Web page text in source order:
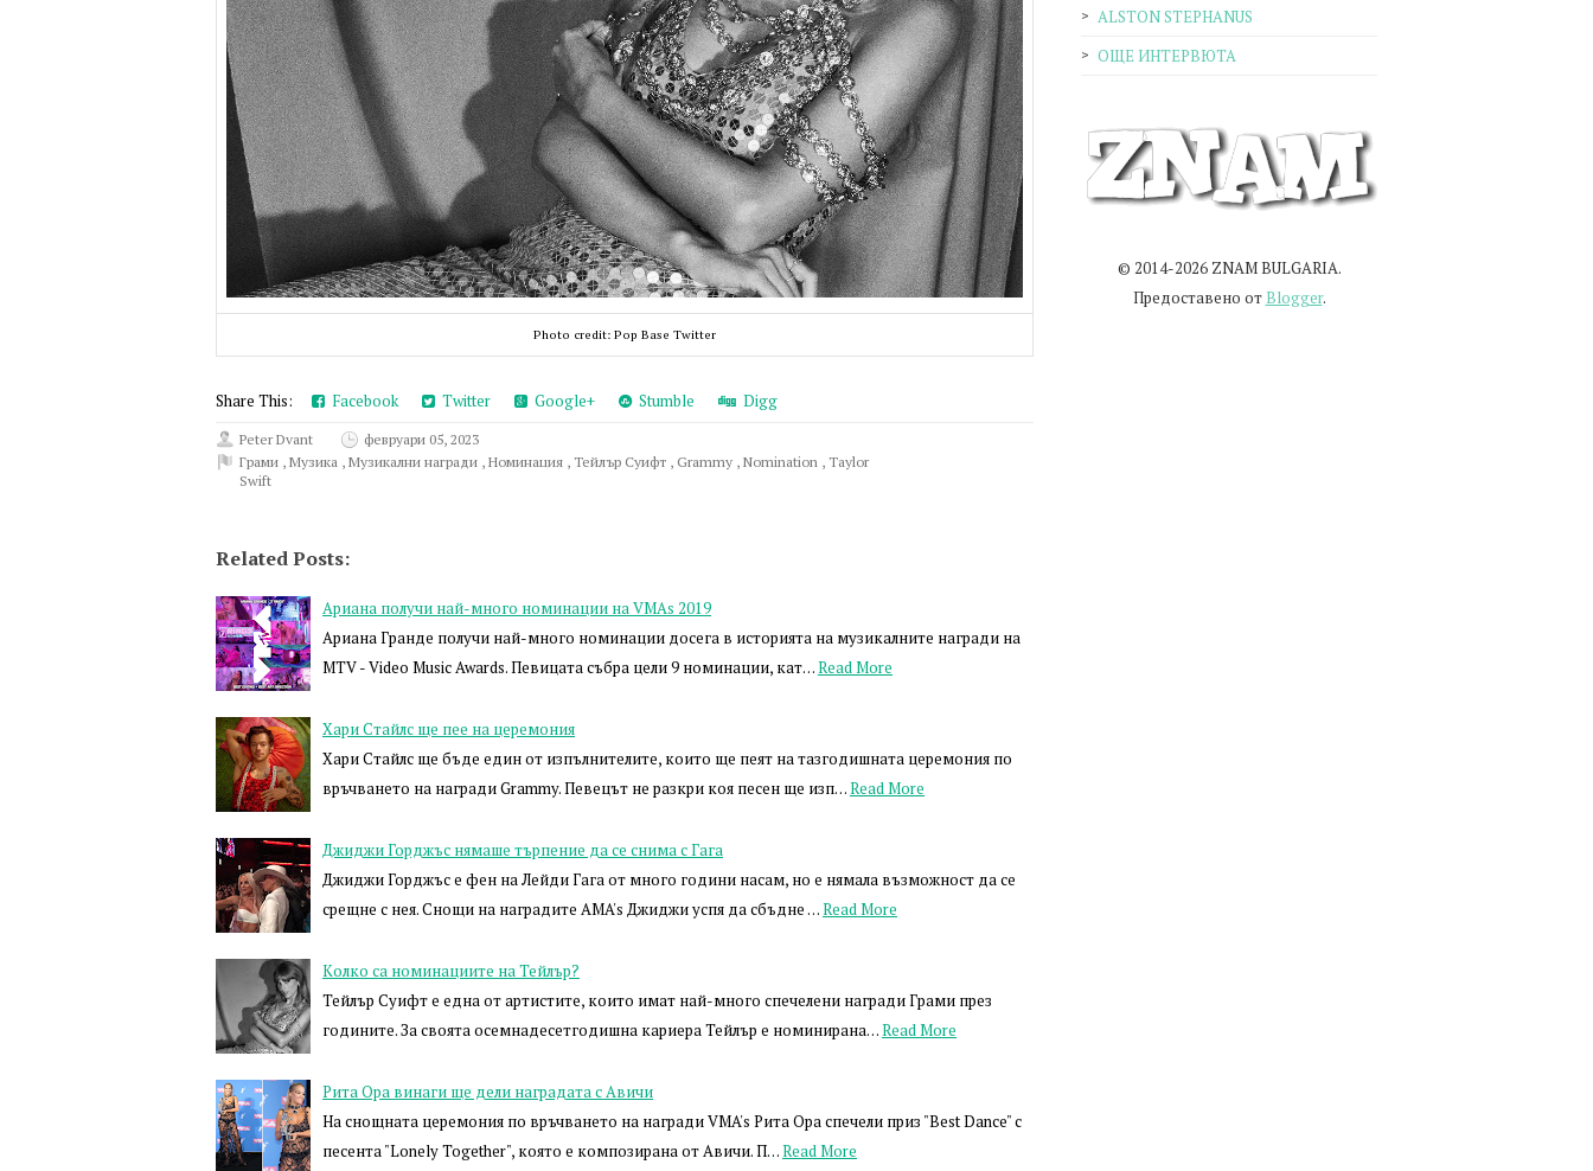
Photo credit: Pop Base Twitter
Share This: Facebook Twitter Google+ Stumble Digg
Peter Dvant
февруари 05, 2023
Грами , Музика , Музикални награди , Номинация , Тейлър Суифт , Grammy , Nomination , Taylor
Swift
Related Posts:
Ариана получи най-много номинации на VMAs 2019
Ариана Гранде получи най-много номинации досега в историята на музикалните награди на
MTV - Video Music Awards. Певицата събра цели 9 номинации, кат…Read More
Хари Стайлс ще пее на церемония
Хари Стайлс ще бъде един от изпълнителите, които ще пеят на тазгодишната церемония по
връчването на награди Grammy. Певецът не разкри коя песен ще изп…Read More
Джиджи Горджъс нямаше търпение да се снима с Гага
Джиджи Горджъс е фен на Лейди Гага от много години насам, но е нямала възможност да се
срещне с нея. Снощи на наградите AMA's Джиджи успя да сбъдне …Read More
Колко са номинациите на Тейлър?
Тейлър Суифт е една от артистите, които имат най-много спечелени награди Грами през
годините. За своята осемнадесетгодишна кариера Тейлър е номинирана…Read More
Рита Ора винаги ще дели наградата с Авичи
На снощната церемония по връчването на награди VMA's Рита Ора спечели приз "Best Dance" с
песента "Lonely Together", която е композирана от Авичи. П…Read More
ALSTON STEPHANUS
ОЩЕ ИНТЕРВЮТА
© 2014-2026 ZNAM BULGARIA.
Предоставено от Blogger.